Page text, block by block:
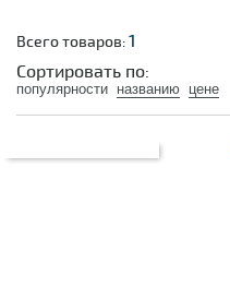
Всего товаров:1
Сортировать по:
популярности названию цене